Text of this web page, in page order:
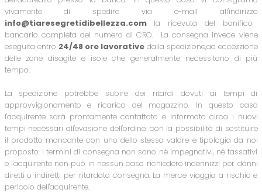
vivamente di spedire via e-mail all'indirizzo
info@tiaresegretidibellezza.com
la ricevuta del bonifico
bancario completa del numero di CRO. La consegna invece viene
eseguita entro 24/48 ore lavorativedalla spedizione,ad eccezzione
delle zone disagite e isole che generalmente necessitano di più
tempo.
La spedizione potrebbe subire dei ritardi dovuti ai tempi di
approvvigionamento e ricarico del magazzino. In questo caso
l'acquirente sarà prontamente contattato e informato circa i nuovi
tempi necessari all'evasione dell'ordine, con la possibilità di sostituire
il prodotto mancante con uno dello stesso valore e tipologia da noi
proposto. I termini di consegna non sono né impegnativi, né tassativi
e l'acquirente non può in nessun caso richiedere indennizzi per danni
diretti o indiretti per ritardata consegna. La merce viaggia a rischio e
pericolo dell'acquirente.